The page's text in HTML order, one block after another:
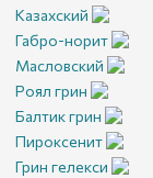
Казахский
Габро-норит
Масловский
Роял грин
Балтик грин
Пироксенит
Грин гелекси